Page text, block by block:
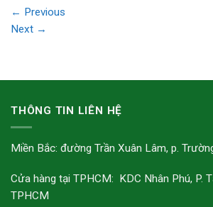
← Previous
Next →
THÔNG TIN LIÊN HỆ
Miền Bắc: đường Trần Xuân Lâm, p.
Cửa hàng tại TPHCM: KDC Nhân Phú, P.
TPHCM